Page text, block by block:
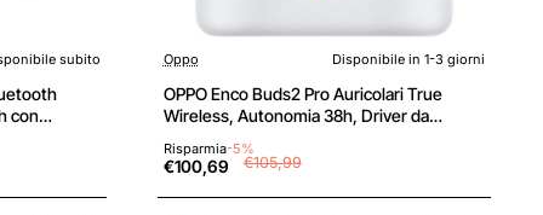
subito
con
Oppo Disponibile in 1-3 giorni
OPPO Enco Buds2 Pro Auricolari True
Wireless, Autonomia 38h, Driver da
Controlli Touch, Cancellazione del rumore
IA, Android e iOS, IP55, [Versione
Italiana],White - Pro White
Risparmia-5%
€100,69 €105,99